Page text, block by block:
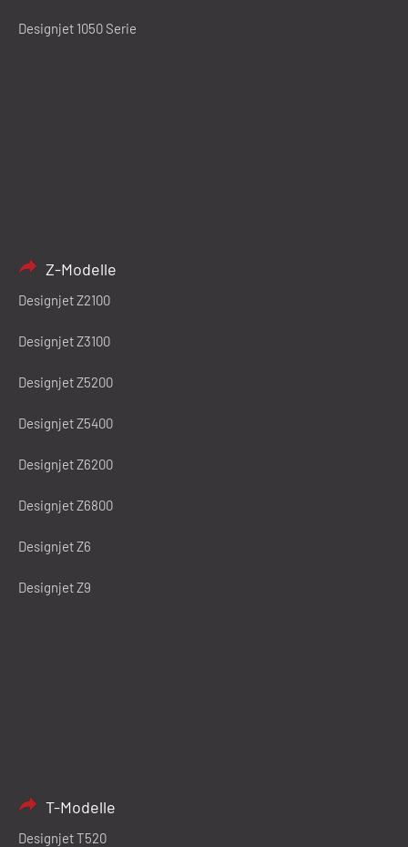
Designjet 1050 Serie
Z-Modelle
Designjet Z2100
Designjet Z3100
Designjet Z5200
Designjet Z5400
Designjet Z6200
Designjet Z6800
Designjet Z6
Designjet Z9
T-Modelle
Designjet T520